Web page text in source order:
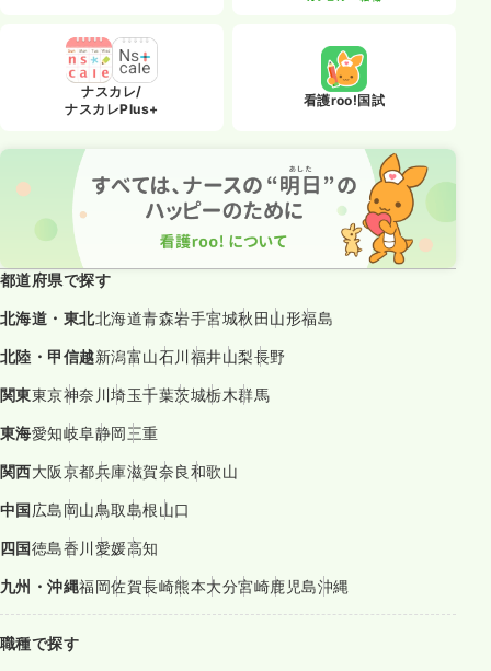
ナスカレ/
ナスカレPlus+
看護roo!国試
都道府県で探す
北海道・東北北海道青森岩手宮城秋田山形福島
北陸・甲信越新潟富山石川福井山梨長野
関東東京神奈川埼玉千葉茨城栃木群馬
東海愛知岐阜静岡三重
関西大阪京都兵庫滋賀奈良和歌山
中国広島岡山鳥取島根山口
四国徳島香川愛媛高知
九州・沖縄福岡佐賀長崎熊本大分宮崎鹿児島沖縄
職種で探す